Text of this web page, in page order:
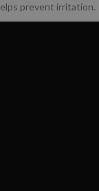
prevent irritation.